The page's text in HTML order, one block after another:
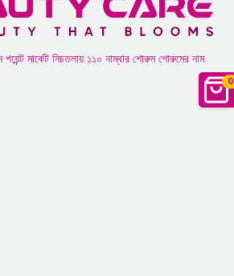
0
পয়েন্ট মার্কেট নিচতলায় ১১০ নাম্বার শোরুম শোরুমের নাম